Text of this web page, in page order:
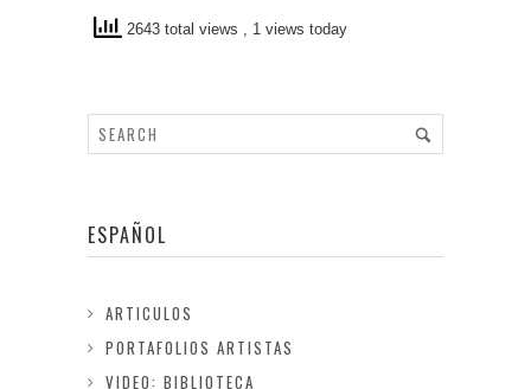
2643 total views , 1 views today
ESPAÑOL
ARTICULOS
PORTAFOLIOS ARTISTAS
VIDEO: BIBLIOTECA